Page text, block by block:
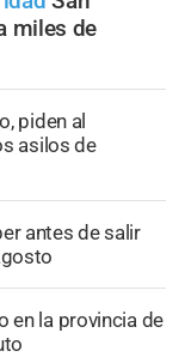
miles de
piden al
asilos de
antes de salir
en la provincia de